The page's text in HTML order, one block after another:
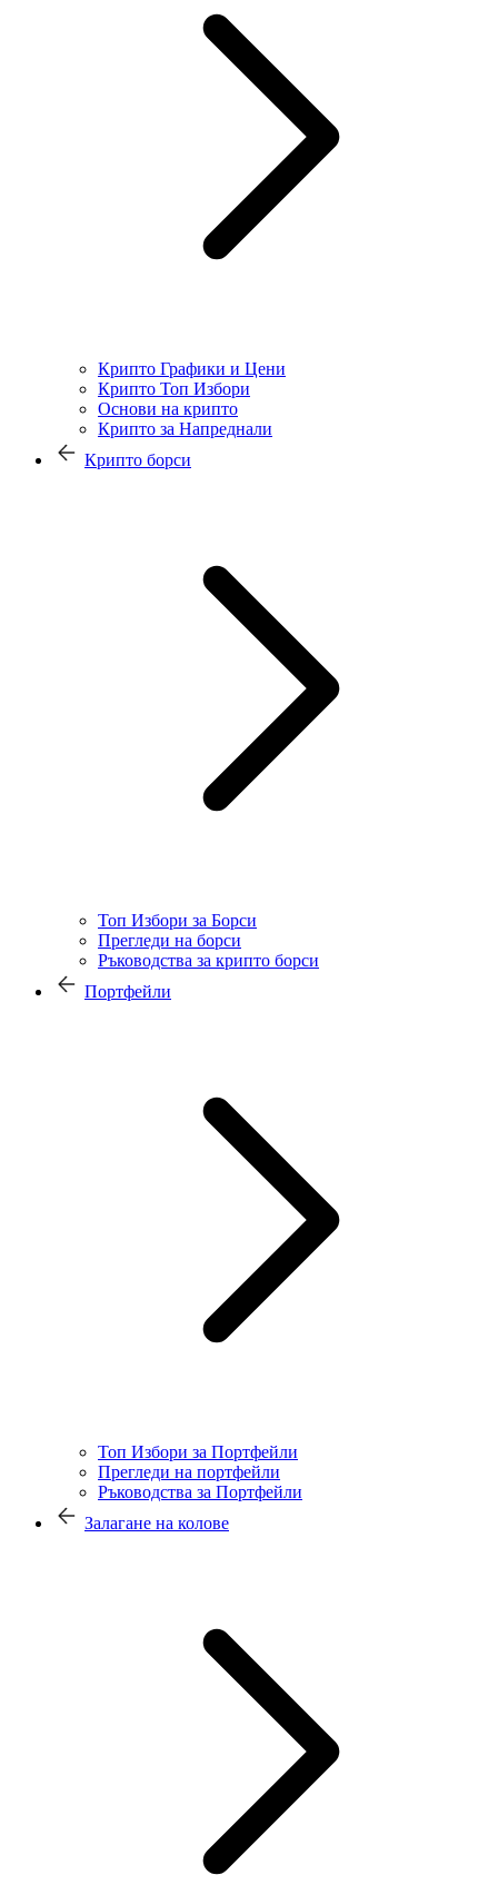
Крипто Графики и Цени
Крипто Топ Избори
Основи на крипто
Крипто за Напреднали
Крипто борси
Топ Избори за Борси
Прегледи на борси
Ръководства за крипто борси
Портфейли
Топ Избори за Портфейли
Прегледи на портфейли
Ръководства за Портфейли
Залагане на колове